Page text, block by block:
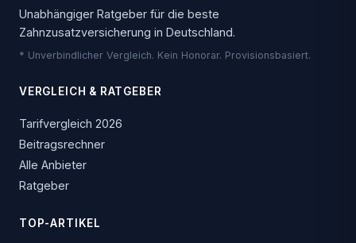
Unabhängiger Ratgeber für die beste
Zahnzusatzversicherung in Deutschland.
* Unverbindlicher Vergleich. Kein Honorar. Provisionsbasiert.
VERGLEICH & RATGEBER
Tarifvergleich 2026
Beitragsrechner
Alle Anbieter
Ratgeber
TOP-ARTIKEL